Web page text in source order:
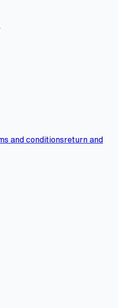
and conditionsreturn and